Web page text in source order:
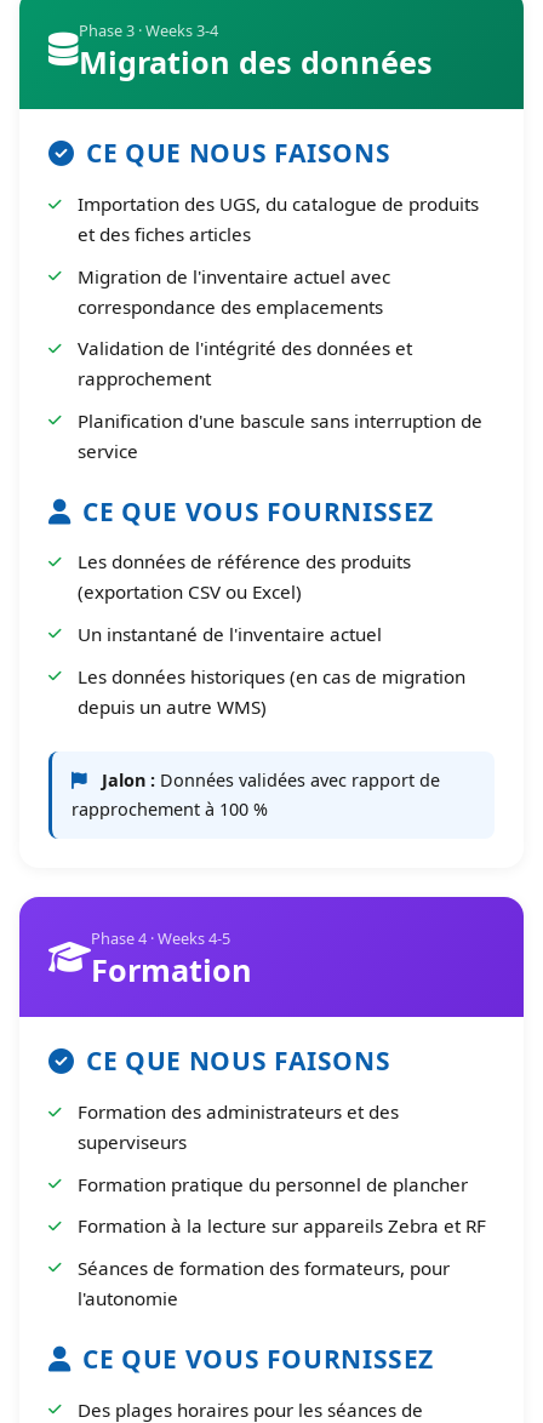
Phase 3 · Weeks 3-4
Migration des données
CE QUE NOUS FAISONS
Importation des UGS, du catalogue de produits
et des fiches articles
Migration de l'inventaire actuel avec
correspondance des emplacements
Validation de l'intégrité des données et
rapprochement
Planification d'une bascule sans interruption de
service
CE QUE VOUS FOURNISSEZ
Les données de référence des produits
(exportation CSV ou Excel)
Un instantané de l'inventaire actuel
Les données historiques (en cas de migration
depuis un autre WMS)
Jalon : Données validées avec rapport de
rapprochement à 100 %
Phase 4 · Weeks 4-5
Formation
CE QUE NOUS FAISONS
Formation des administrateurs et des
superviseurs
Formation pratique du personnel de plancher
Formation à la lecture sur appareils Zebra et RF
Séances de formation des formateurs, pour
l'autonomie
CE QUE VOUS FOURNISSEZ
Des plages horaires pour les séances de